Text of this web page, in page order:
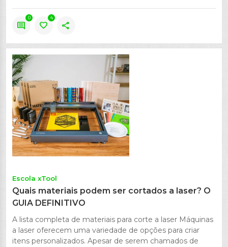
comment
0
favorite
4
share
Escola xTool
Quais materiais podem ser cortados a laser? O
GUIA DEFINITIVO
A lista completa de materiais para corte a laser Máquinas
a laser oferecem uma variedade de opções para criar
itens personalizados. Apesar de serem chamados de